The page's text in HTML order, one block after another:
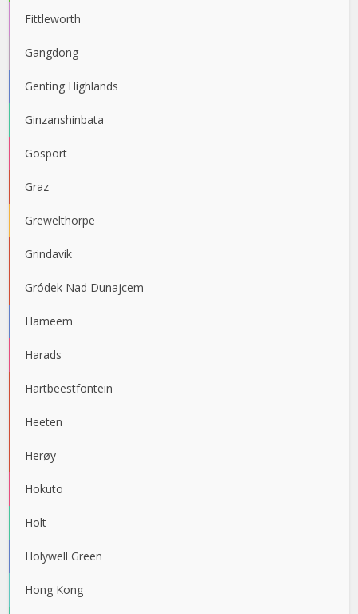
Fittleworth
Gangdong
Genting Highlands
Ginzanshinbata
Gosport
Graz
Grewelthorpe
Grindavik
Gródek Nad Dunajcem
Hameem
Harads
Hartbeestfontein
Heeten
Herøy
Hokuto
Holt
Holywell Green
Hong Kong